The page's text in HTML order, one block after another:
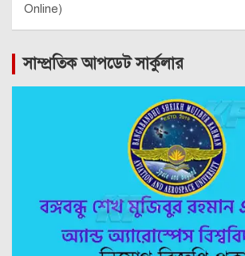
Online)
সাম্প্রতিক আপডেট সার্কুলার